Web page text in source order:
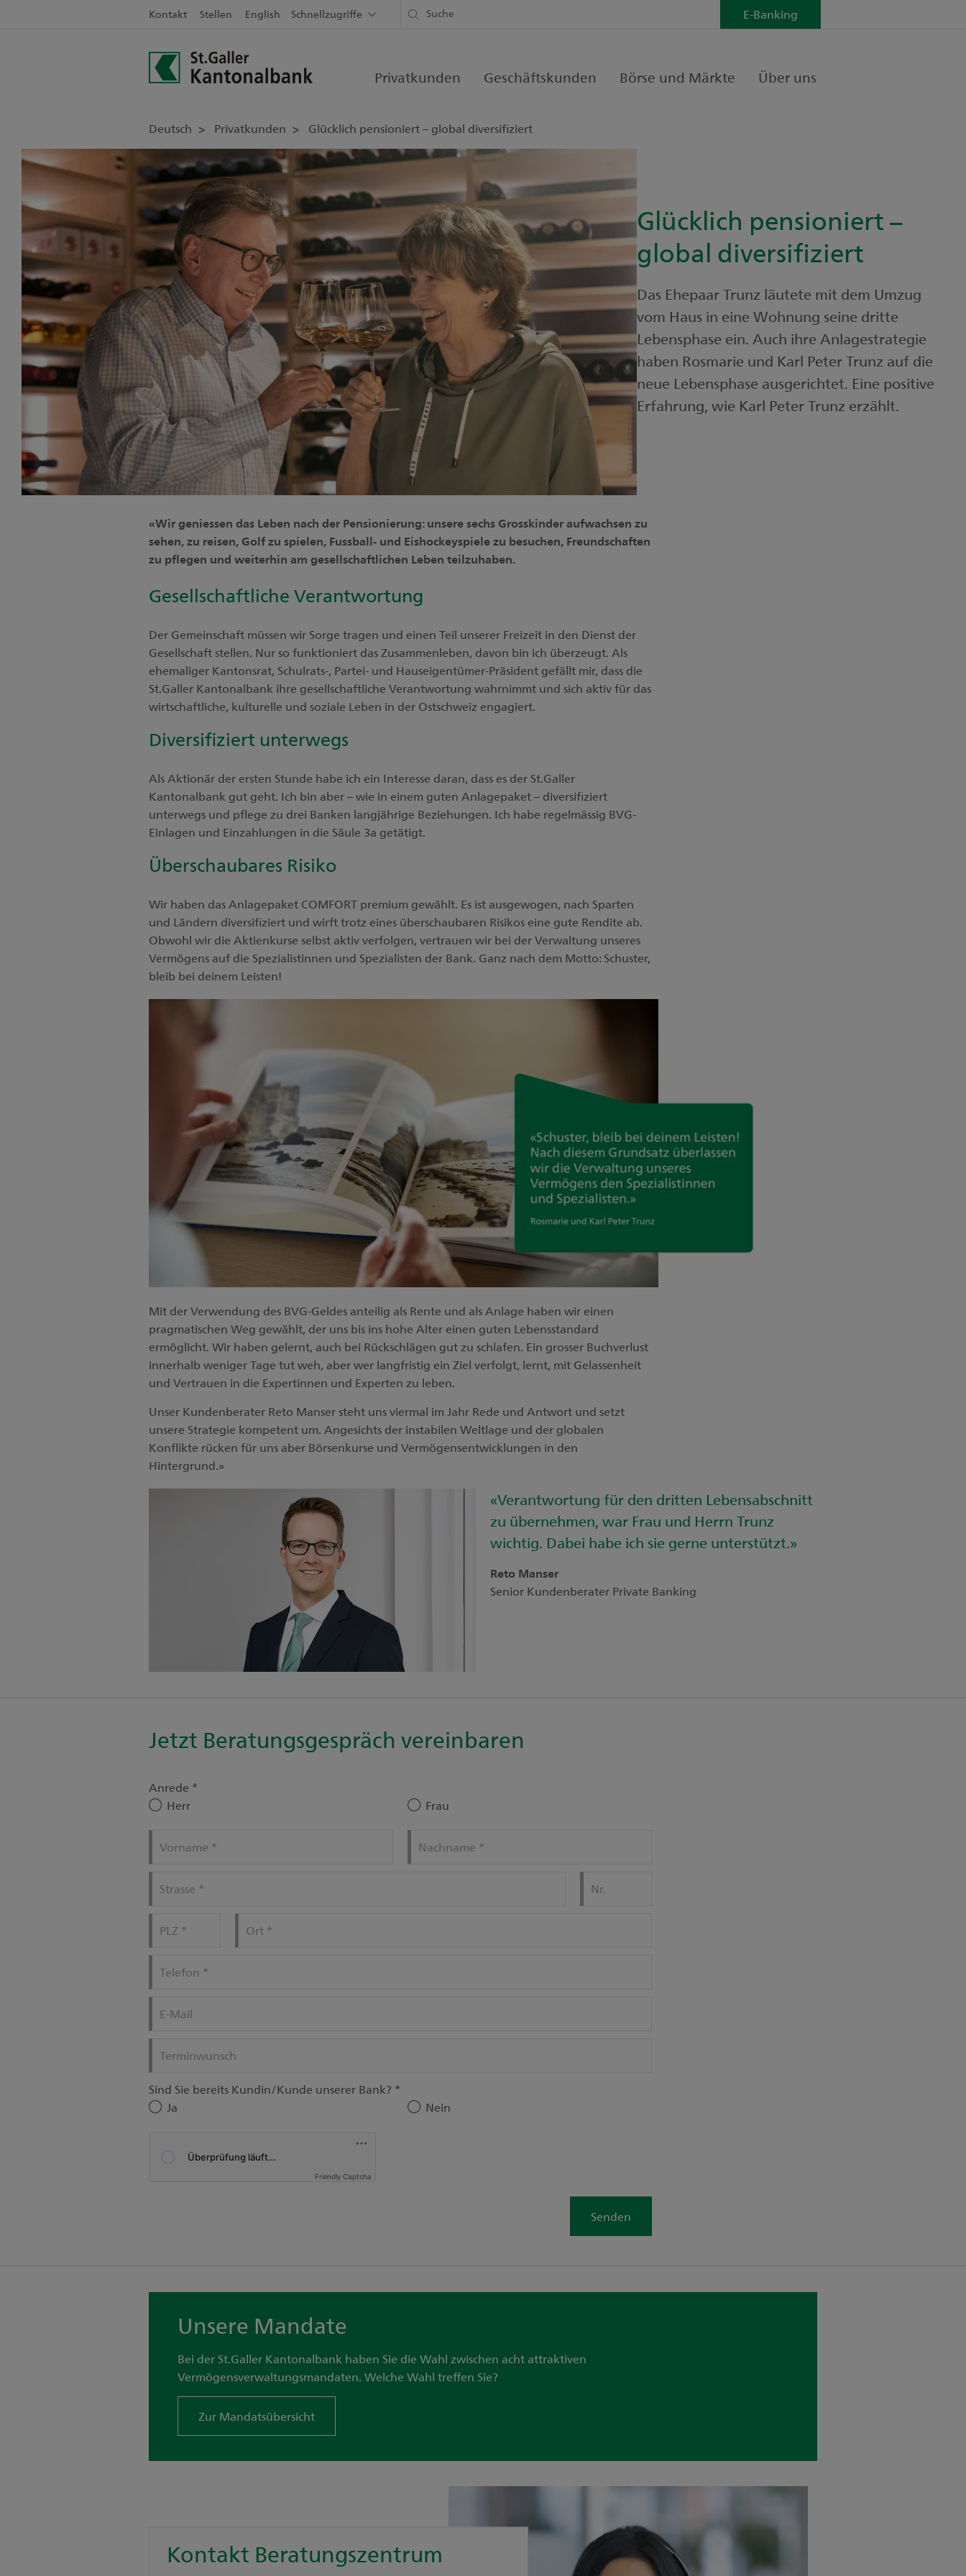
Kontakt Stellen English Schnellzugriffe
Privatkunden Geschäftskunden Börse und Märkte Über uns
E-Banking
Deutsch Privatkunden Glücklich pensioniert – global diversifiziert
Glücklich pensioniert –
global diversifiziert
Das Ehepaar Trunz läutete mit dem Umzug
vom Haus in eine Wohnung seine dritte
Lebensphase ein. Auch ihre Anlagestrategie
haben Rosmarie und Karl Peter Trunz auf die
neue Lebensphase ausgerichtet. Eine positive
Erfahrung, wie Karl Peter Trunz erzählt.
«Wir geniessen das Leben nach der Pensionierung: unsere sechs Grosskinder aufwachsen zu
sehen, zu reisen, Golf zu spielen, Fussball- und Eishockeyspiele zu besuchen, Freundschaften
zu pflegen und weiterhin am gesellschaftlichen Leben teilzuhaben.
Gesellschaftliche Verantwortung
Der Gemeinschaft müssen wir Sorge tragen und einen Teil unserer Freizeit in den Dienst der
Gesellschaft stellen. Nur so funktioniert das Zusammenleben, davon bin ich überzeugt. Als
ehemaliger Kantonsrat, Schulrats-, Partei- und Hauseigentümer-Präsident gefällt mir, dass die
St.Galler Kantonalbank ihre gesellschaftliche Verantwortung wahrnimmt und sich aktiv für das
wirtschaftliche, kulturelle und soziale Leben in der Ostschweiz engagiert.
Diversifiziert unterwegs
Als Aktionär der ersten Stunde habe ich ein Interesse daran, dass es der St.Galler
Kantonalbank gut geht. Ich bin aber – wie in einem guten Anlagepaket – diversifiziert
unterwegs und pflege zu drei Banken langjährige Beziehungen. Ich habe regelmässig BVG-
Einlagen und Einzahlungen in die Säule 3a getätigt.
Überschaubares Risiko
Wir haben das Anlagepaket COMFORT premium gewählt. Es ist ausgewogen, nach Sparten
und Ländern diversifiziert und wirft trotz eines überschaubaren Risikos eine gute Rendite ab.
Obwohl wir die Aktienkurse selbst aktiv verfolgen, vertrauen wir bei der Verwaltung unseres
Vermögens auf die Spezialistinnen und Spezialisten der Bank. Ganz nach dem Motto: Schuster,
bleib bei deinem Leisten!
Mit der Verwendung des BVG-Geldes anteilig als Rente und als Anlage haben wir einen
pragmatischen Weg gewählt, der uns bis ins hohe Alter einen guten Lebensstandard
ermöglicht. Wir haben gelernt, auch bei Rückschlägen gut zu schlafen. Ein grosser Buchverlust
innerhalb weniger Tage tut weh, aber wer langfristig ein Ziel verfolgt, lernt, mit Gelassenheit
und Vertrauen in die Expertinnen und Experten zu leben.
Unser Kundenberater Reto Manser steht uns viermal im Jahr Rede und Antwort und setzt
unsere Strategie kompetent um. Angesichts der instabilen Weltlage und der globalen
Konflikte rücken für uns aber Börsenkurse und Vermögensentwicklungen in den
Hintergrund.»
«Verantwortung für den dritten Lebensabschnitt
zu übernehmen, war Frau und Herrn Trunz
wichtig. Dabei habe ich sie gerne unterstützt.»
Reto Manser
Senior Kundenberater Private Banking
Jetzt Beratungsgespräch vereinbaren
Anrede *
Herr
Frau
Vorname * Nachname *
Strasse * Nr.
PLZ * Ort *
Telefon *
E-Mail
Terminwunsch
Sind Sie bereits Kundin/Kunde unserer Bank? *
Ja
Nein
Friendly Captcha
Senden
Unsere Mandate
Bei der St.Galler Kantonalbank haben Sie die Wahl zwischen acht attraktiven
Vermögensverwaltungsmandaten. Welche Wahl treffen Sie?
Zur Mandatsübersicht
Kontakt Beratungszentrum